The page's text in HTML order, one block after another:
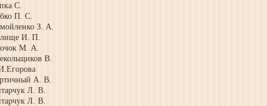
С.
П. С.
З. А.
И. П.
М. А.
В.
А. В.
Л. В.
Л. В.